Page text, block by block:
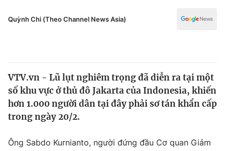
Pháp luật
Thế giới
Tin tức
Thế giới đó đây
Câu chuyện quốc tế
Kinh tế
Dữ liệu và đời sống
Công nghệ
Quỳnh Chi (Theo Channel News Asia)
VTV.vn - Lũ lụt nghiêm trọng đã diễn ra tại một
số khu vực ở thủ đô Jakarta của Indonesia, khiến
hơn 1.000 người dân tại đây phải sơ tán khẩn cấp
trong ngày 20/2.
Ông Sabdo Kurnianto, người đứng đầu Cơ quan Giảm